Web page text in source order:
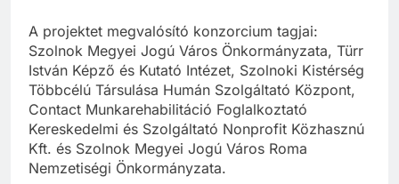
A projektet megvalósító konzorcium tagjai:
Szolnok Megyei Jogú Város Önkormányzata, Türr
István Képző és Kutató Intézet, Szolnoki Kistérség
Többcélú Társulása Humán Szolgáltató Központ,
Contact Munkarehabilitáció Foglalkoztató
Kereskedelmi és Szolgáltató Nonprofit Közhasznú
Kft. és Szolnok Megyei Jogú Város Roma
Nemzetiségi Önkormányzata.